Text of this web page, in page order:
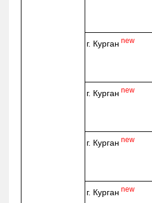
г. Курган new
г. Курган new
г. Курган new
г. Курган new